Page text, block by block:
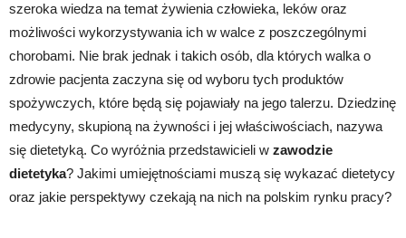
szeroka wiedza na temat żywienia człowieka, leków oraz
możliwości wykorzystywania ich w walce z poszczególnymi
chorobami. Nie brak jednak i takich osób, dla których walka o
zdrowie pacjenta zaczyna się od wyboru tych produktów
spożywczych, które będą się pojawiały na jego talerzu. Dziedzinę
medycyny, skupioną na żywności i jej właściwościach, nazywa
się dietetyką. Co wyróżnia przedstawicieli w zawodzie
dietetyka? Jakimi umiejętnościami muszą się wykazać dietetycy
oraz jakie perspektywy czekają na nich na polskim rynku pracy?